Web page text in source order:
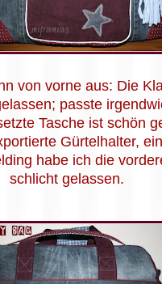
von vorne aus: Die
passte
Tasche ist schön
Gürtelhalter,
habe ich die
schlicht gelassen.